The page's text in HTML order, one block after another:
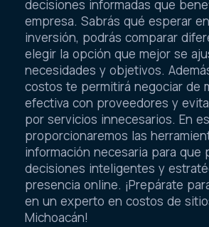
decisiones informadas que
empresa. Sabrás qué esperar
inversión, podrás comparar
elegir la opción que mejor se
necesidades y objetivos.
costos te permitirá negociar de
efectiva con proveedores y
por servicios innecesarios. En
proporcionaremos las
información necesaria para que
decisiones inteligentes y
presencia online. ¡Prepárate
en un experto en costos de
Michoacán!